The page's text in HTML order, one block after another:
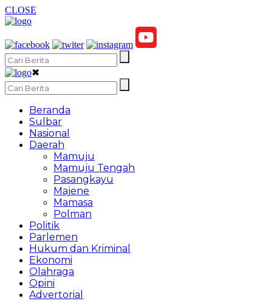
CLOSE
✖
Beranda
Sulbar
Nasional
Daerah
Mamuju
Mamuju Tengah
Pasangkayu
Majene
Mamasa
Polman
Politik
Parlemen
Hukum dan Kriminal
Ekonomi
Olahraga
Opini
Advertorial